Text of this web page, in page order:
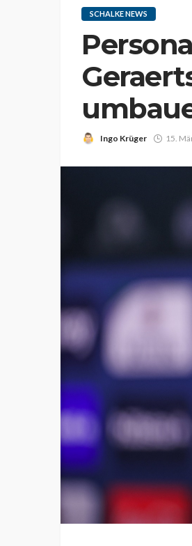
SCHALKE NEWS
Ingo Krüger 15.